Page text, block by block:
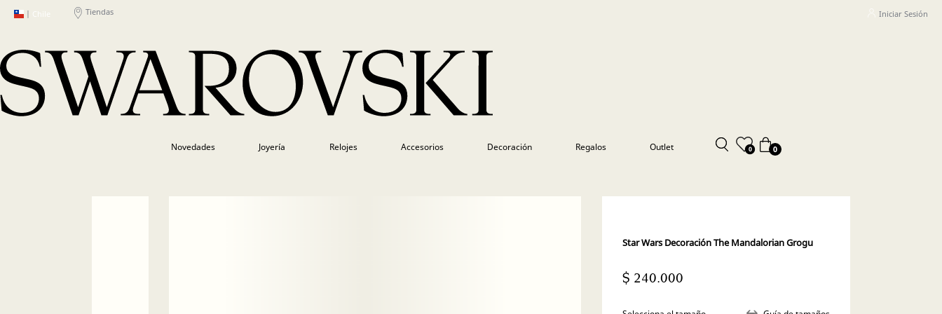
| Chile Tiendas Iniciar Sesión
Novedades Joyería Relojes Accesorios Decoración Regalos Outlet 0 0
Star Wars Decoración The Mandalorian Grogu
$ 240.000